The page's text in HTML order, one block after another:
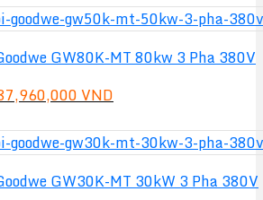
tại
26,700,000 VND.
GW80K-MT 80kw 3 Pha 380V
VND
tại
87,960,000 VND.
GW30K-MT 30kW 3 Pha 380V